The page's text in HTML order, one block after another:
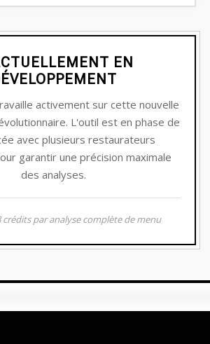
EN
activement sur cette nouvelle
L'outil est en phase de
avec plusieurs restaurateurs
garantir une précision maximale
des analyses.
crédits par analyse complète de menu